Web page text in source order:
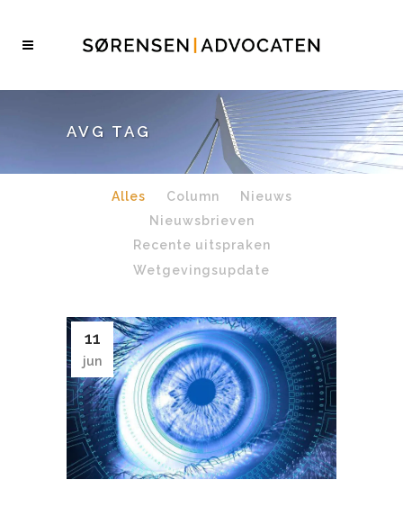
AVG TAG
Alles Column
Nieuws
Nieuwsbrieven
Recente uitspraken
Wetgevingsupdate
11
jun